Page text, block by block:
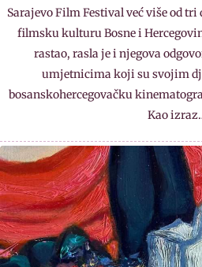
Sarajevo Film Festival već više od
filmsku kulturu Bosne i
rastao, rasla je i njegova
umjetnicima koji su svojim
bosanskohercegovačku
Kao